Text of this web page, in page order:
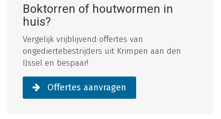
Boktorren of houtwormen in
huis?
Vergelijk vrijblijvend offertes van
ongediertebestrijders uit Krimpen aan den
IJssel en bespaar!
Offertes aanvragen